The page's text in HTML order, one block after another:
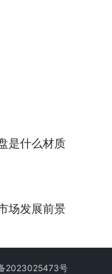
是什么材质
场发展前景
2023025473号